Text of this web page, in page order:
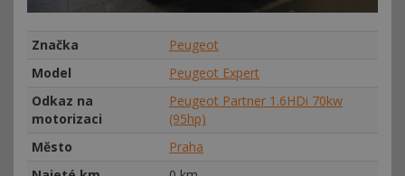
Značka
Peugeot
Model
Peugeot Expert
Odkaz na
motorizaci
Peugeot Partner 1.6HDi 70kw
(95hp)
Město
Praha